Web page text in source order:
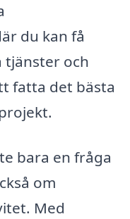
du kan få
och
fatta det bästa
bara en fråga
om
Med